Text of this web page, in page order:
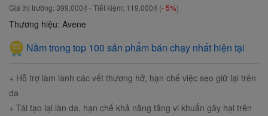
Giá thị trường: 399,000₫ - Tiết kiệm: 119,000₫ (- 5%)
Thương hiệu: Avene
Nằm trong top 100 sản phẩm bán chạy nhất hiện tại
+ Hỗ trợ làm lành các vết thương hở, hạn chế việc sẹo giữ lại trên
da
+ Tái tạo lại làn da, hạn chế khả năng tăng vi khuẩn gây hại trên